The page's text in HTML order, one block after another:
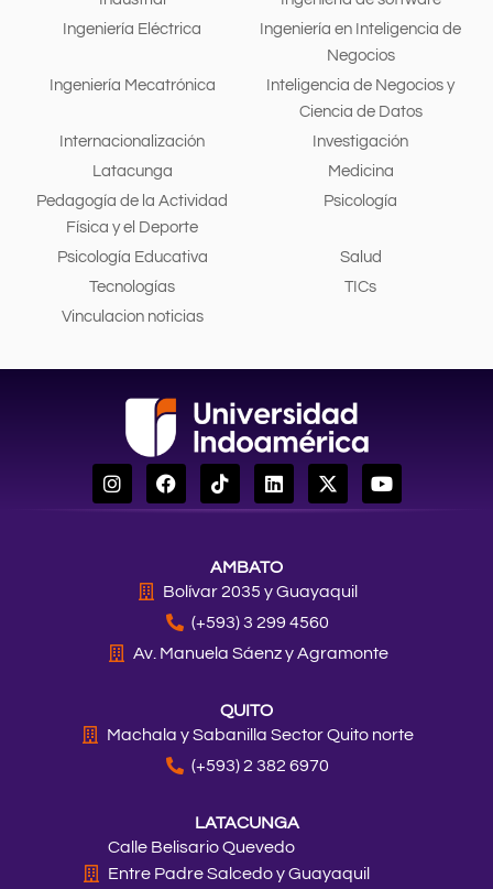
Ingeniería Eléctrica
Ingeniería en Inteligencia de
Negocios
Ingeniería Mecatrónica
Inteligencia de Negocios y
Ciencia de Datos
Internacionalización
Investigación
Latacunga
Medicina
Pedagogía de la Actividad
Física y el Deporte
Psicología
Psicología Educativa
Salud
Tecnologías
TICs
Vinculacion noticias
I
n
s
F
a
c
o
k
T
i
k
k
L
i
n
d
i
X
-
t
t
r
Y
o
u
AMBATO
Bolívar 2035 y Guayaquil
(+593) 3 299 4560
Av. Manuela Sáenz y Agramonte
QUITO
Machala y Sabanilla Sector Quito norte
(+593) 2 382 6970
LATACUNGA
Calle Belisario Quevedo
Entre Padre Salcedo y Guayaquil